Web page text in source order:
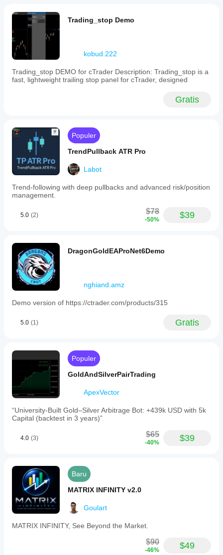
Trading_stop Demo
kobud.222
Trading_stop DEMO for cTrader Description: Trading_stop is a
fast, lightweight trailing stop panel for cTrader, designed
Gratis
Populer
TrendPullback ATR Pro
Labot
Trend-following with deep pullbacks and advanced risk/position
management.
5.0 (2) $78
-50% $39
DragonGoldEAProNet6Demo
nghiand.amz
Demo version of https://ctrader.com/products/315
5.0 (1) Gratis
Populer
GoldAndSilverPairTrading
ApexVector
“University-Built Gold–Silver Arbitrage Bot: +439k USD with 5k
Capital (backtest in 3 years)”
4.0 (3) $65
-40% $39
Baru
MATRIX INFINITY v2.0
Goulart
MATRIX INFINITY, See Beyond the Market.
$90
-46% $49